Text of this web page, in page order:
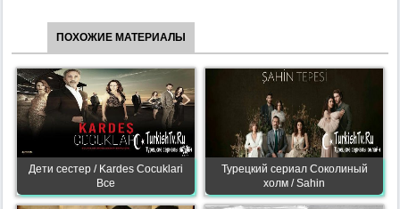
ПОХОЖИЕ МАТЕРИАЛЫ
Дети сестер / Kardes Cocuklari
Все
Турецкий сериал Соколиный
холм / Sahin